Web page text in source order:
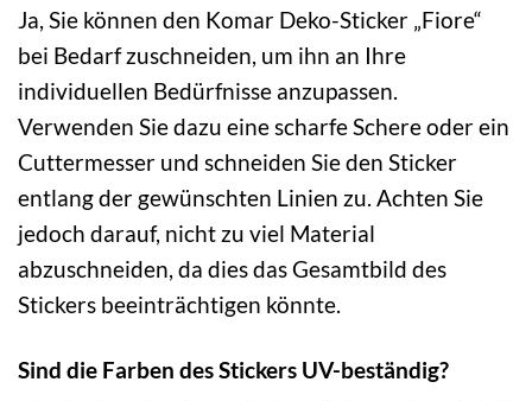
Ja, Sie können den Komar Deko-Sticker „Fiore“
bei Bedarf zuschneiden, um ihn an Ihre
individuellen Bedürfnisse anzupassen.
Verwenden Sie dazu eine scharfe Schere oder ein
Cuttermesser und schneiden Sie den Sticker
entlang der gewünschten Linien zu. Achten Sie
jedoch darauf, nicht zu viel Material
abzuschneiden, da dies das Gesamtbild des
Stickers beeinträchtigen könnte.
Sind die Farben des Stickers UV-beständig?